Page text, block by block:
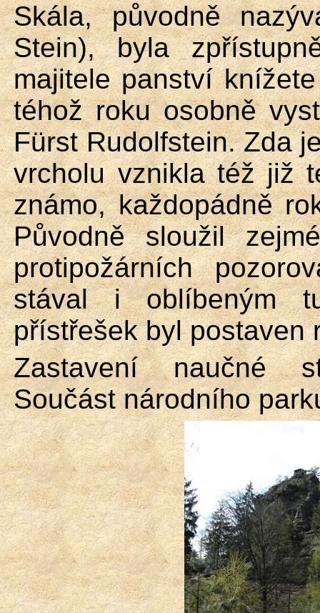
Skála, původně
Stein), byla
majitele panství
téhož roku osobně
FürstRudolfstein. Zda
vrcholu vznikla též již
známo, každopádně
Původně sloužil
protipožárních
stával i oblíbeným
přístřešek byl postaven
Zastavení naučné
Součást národního